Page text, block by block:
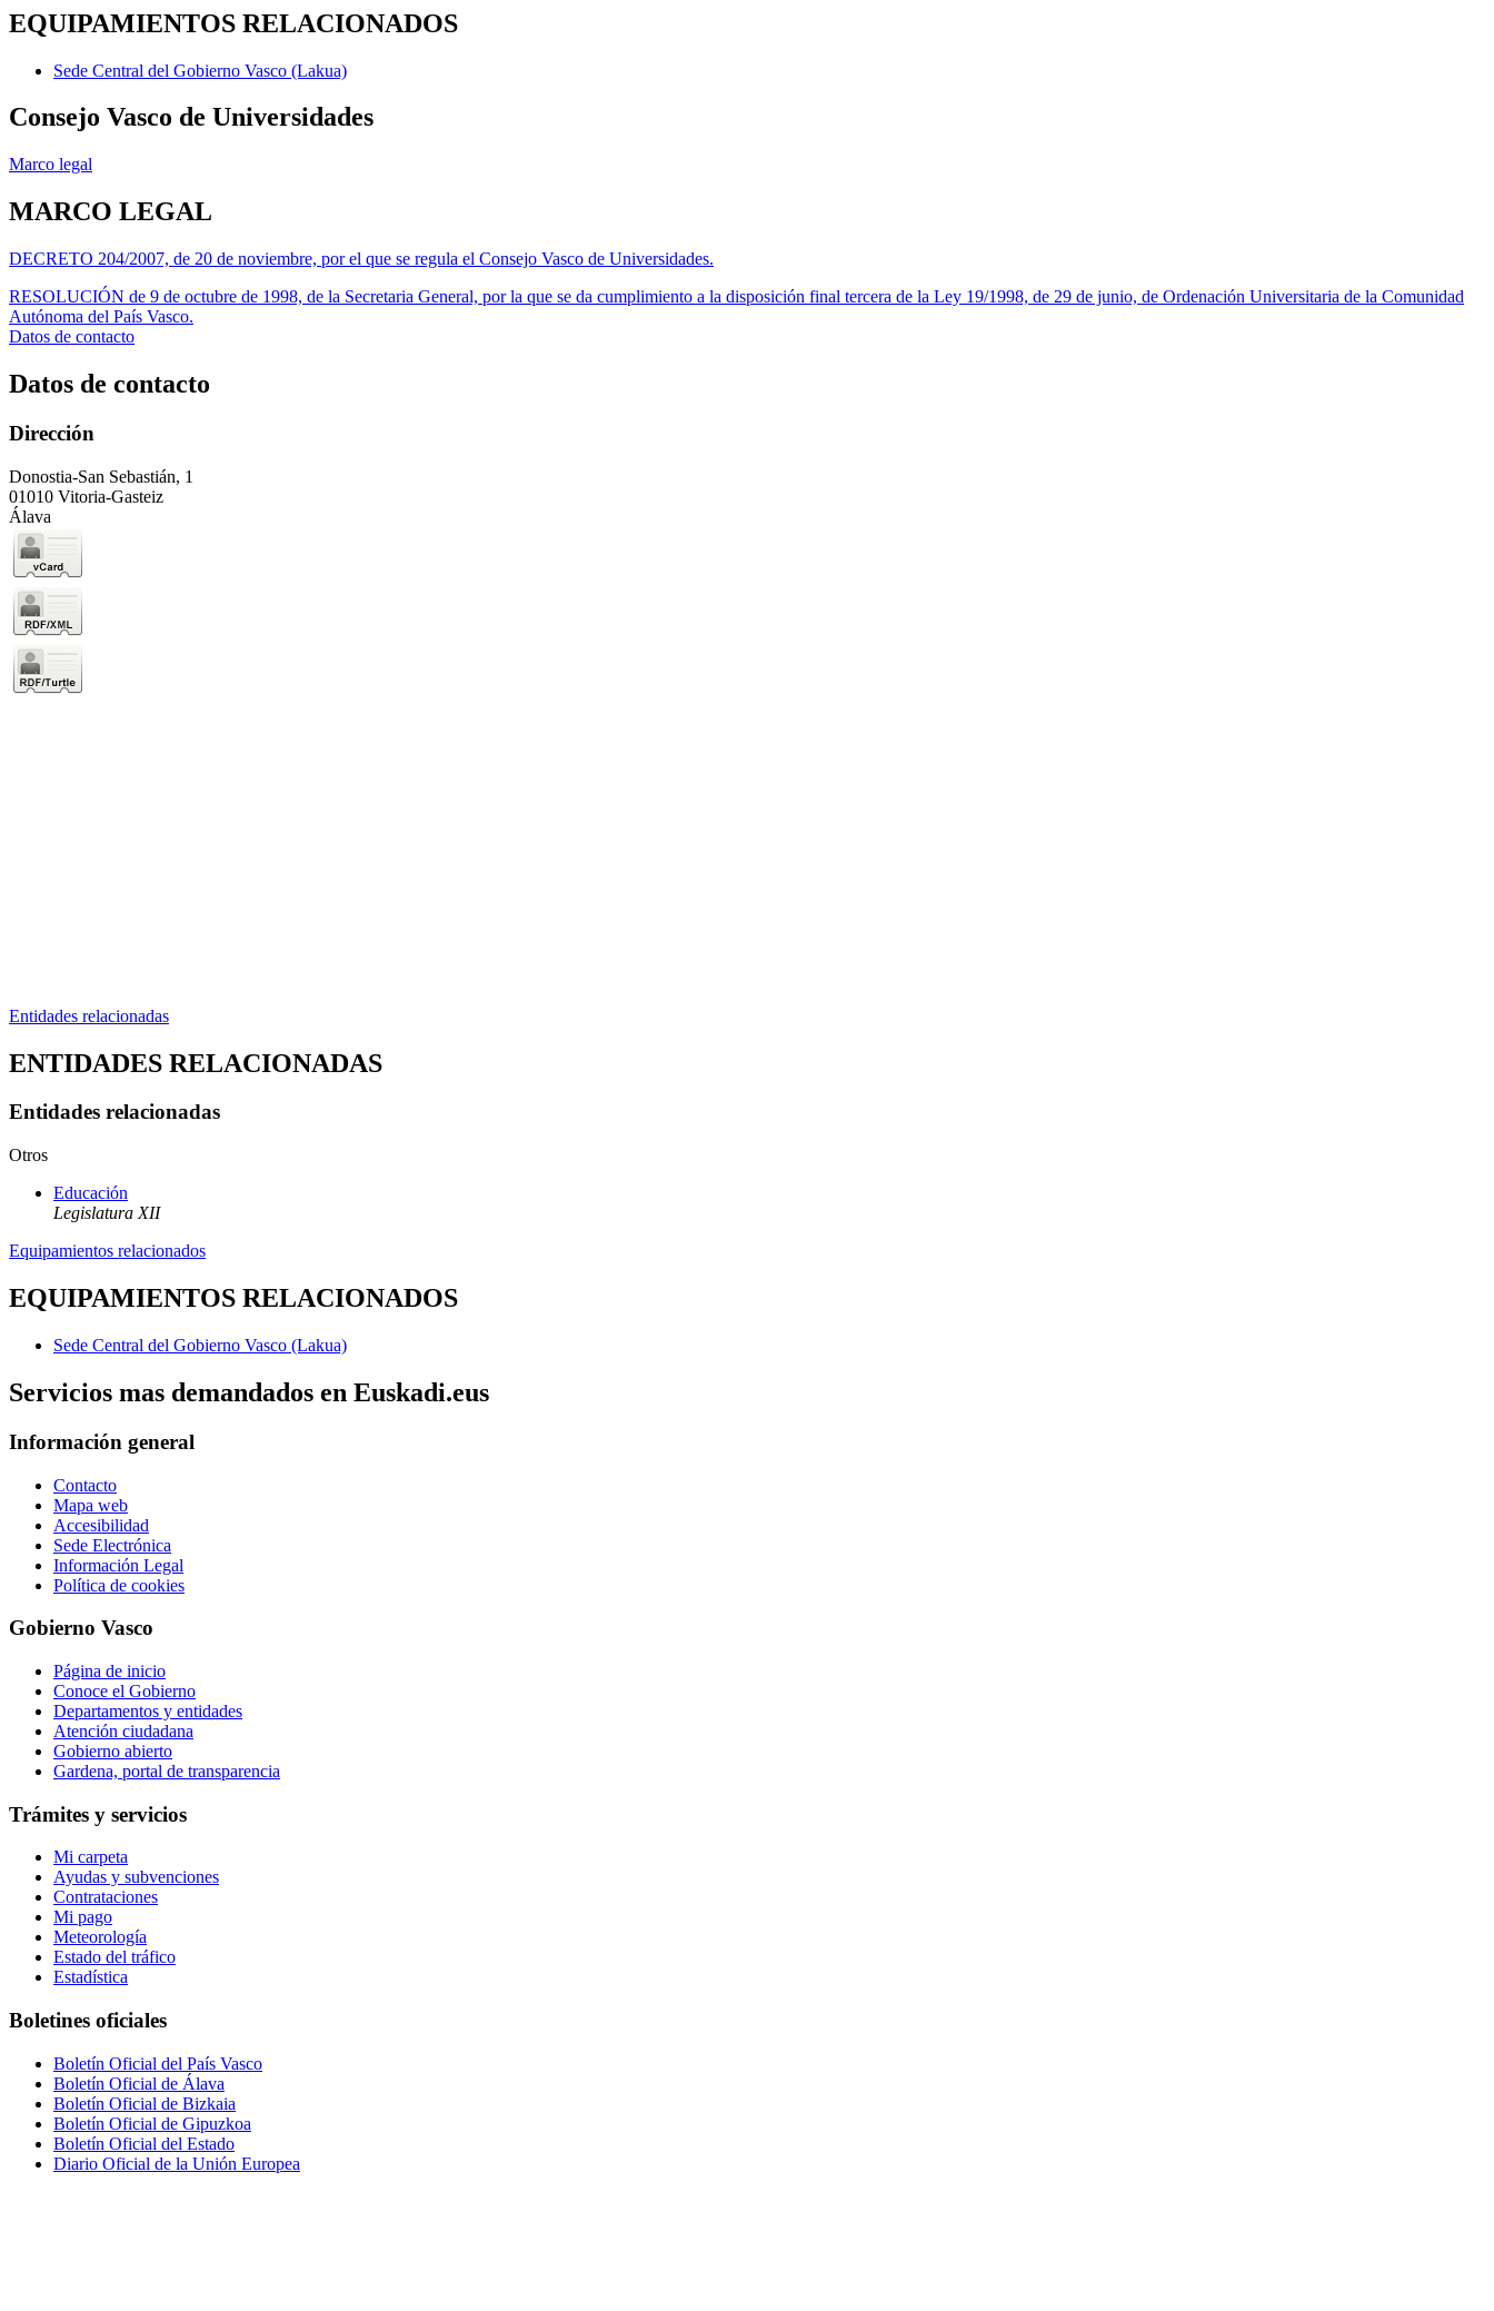
EQUIPAMIENTOS RELACIONADOS
Sede Central del Gobierno Vasco (Lakua)
Consejo Vasco de Universidades
Marco legal
MARCO LEGAL
DECRETO 204/2007, de 20 de noviembre, por el que se regula el Consejo Vasco de Universidades.
RESOLUCIÓN de 9 de octubre de 1998, de la Secretaria General, por la que se da cumplimiento a la disposición final tercera de la Ley 19/1998, de 29 de junio, de Ordenación Universitaria de la Comunidad
Autónoma del País Vasco.
Datos de contacto
Datos de contacto
Dirección
Donostia-San Sebastián, 1
01010 Vitoria-Gasteiz
Álava
Entidades relacionadas
ENTIDADES RELACIONADAS
Entidades relacionadas
Otros
Educación
Legislatura XII
Equipamientos relacionados
EQUIPAMIENTOS RELACIONADOS
Sede Central del Gobierno Vasco (Lakua)
Servicios mas demandados en Euskadi.eus
Información general
Contacto
Mapa web
Accesibilidad
Sede Electrónica
Información Legal
Política de cookies
Gobierno Vasco
Página de inicio
Conoce el Gobierno
Departamentos y entidades
Atención ciudadana
Gobierno abierto
Gardena, portal de transparencia
Trámites y servicios
Mi carpeta
Ayudas y subvenciones
Contrataciones
Mi pago
Meteorología
Estado del tráfico
Estadística
Boletines oficiales
Boletín Oficial del País Vasco
Boletín Oficial de Álava
Boletín Oficial de Bizkaia
Boletín Oficial de Gipuzkoa
Boletín Oficial del Estado
Diario Oficial de la Unión Europea